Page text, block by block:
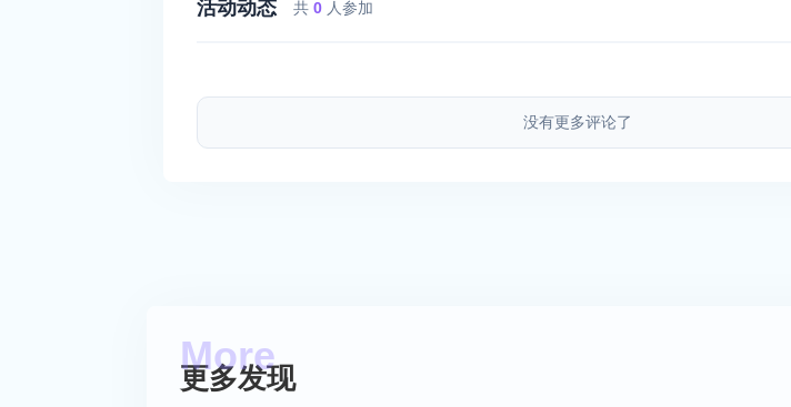
活动动态 共 0 人参加
没有更多评论了
更多发现